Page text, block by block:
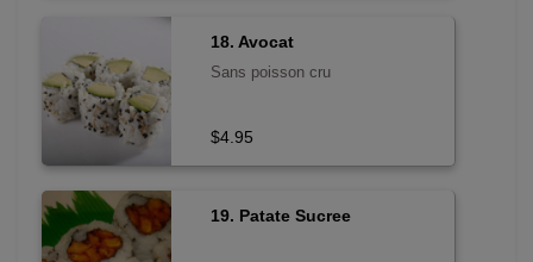
18. Avocat
Sans poisson cru
$4.95
19. Patate Sucree